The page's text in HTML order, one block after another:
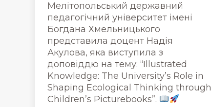
Мелітопольський державний
педагогічний університет імені
Богдана Хмельницького
представила доцент Надія
Акулова, яка виступила з
доповіддю на тему: “Illustrated
Knowledge: The University’s Role in
Shaping Ecological Thinking through
Children’s Picturebooks”.